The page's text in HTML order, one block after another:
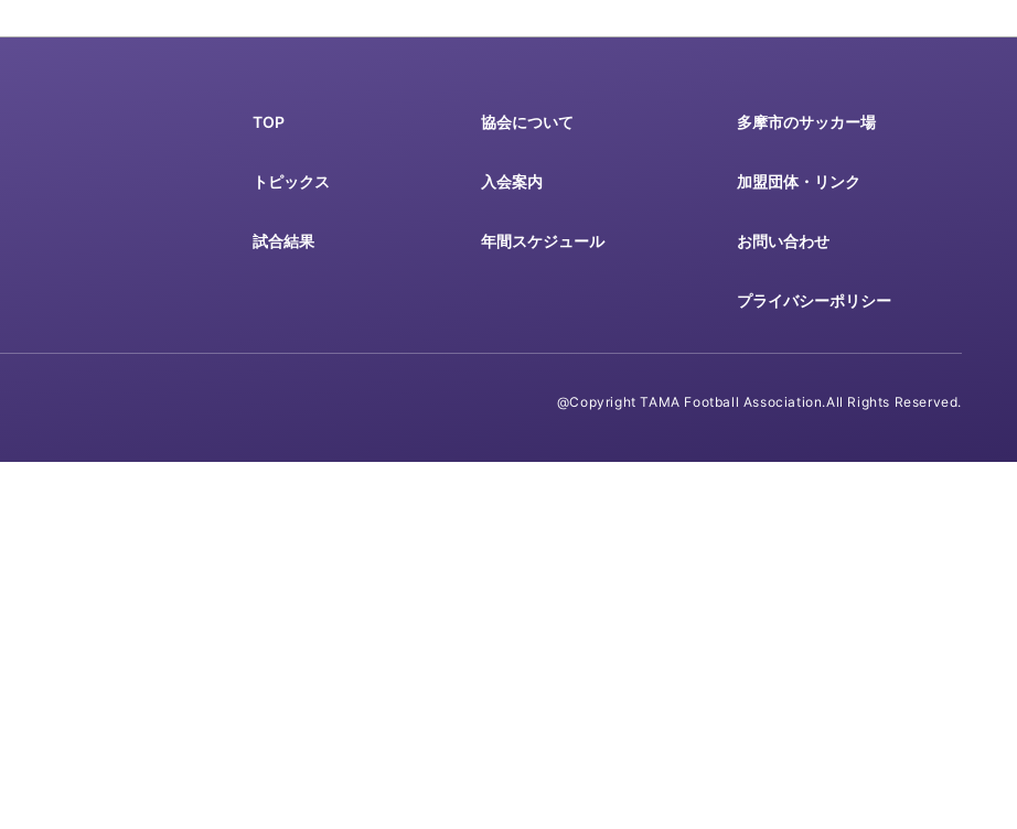
TOP
トピックス
試合結果
協会について
入会案内
年間スケジュール
多摩市のサッカー場
加盟団体・リンク
お問い合わせ
プライバシーポリシー
@Copyright TAMA Football Association.All Rights Reserved.